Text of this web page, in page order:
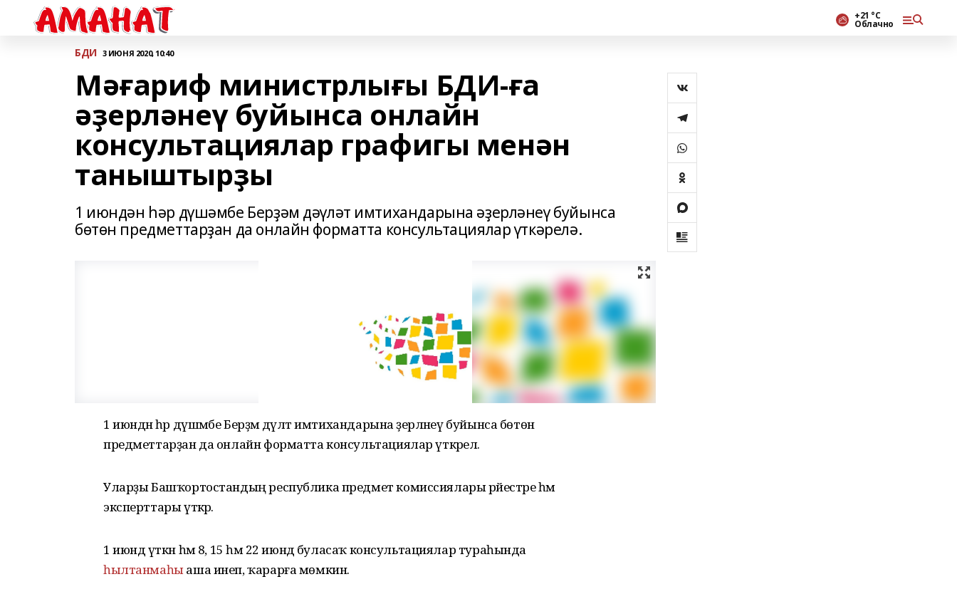
+21 °С
Облачно
БДИ 3 ИЮНЯ 2020, 10:40
Мәғариф министрлығы БДИ-ға
әҙерләнеү буйынса онлайн
консультациялар графигы менән
таныштырҙы
1 июндән һәр дүшәмбе Берҙәм дәүләт имтихандарына әҙерләнеү буйынса
бөтөн предметтарҙан да онлайн форматта консультациялар үткәрелә.
1 июндән һәр дүшәмбе Берҙәм дәүләт имтихандарына әҙерләнеү буйынса бөтөн
предметтарҙан да онлайн форматта консультациялар үткәрелә.
Уларҙы Башҡортостандың республика предмет комиссиялары рәйестәре һәм
эксперттары үткәрә.
1 июндә үткн һәм 8, 15 һәм 22 июндә буласаҡ консультациялар тураһында
һылтанмаһыаша инеп, ҡарарға мөмкин.